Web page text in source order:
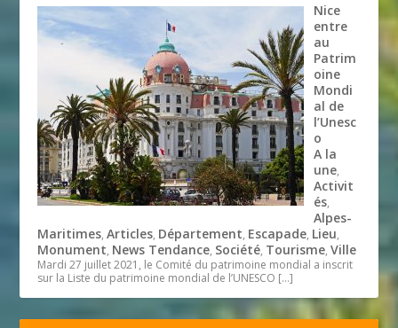
Nice
entre
au
Patrim
oine
Mondi
al de
l’Unesc
o
A la
une,
Activit
és,
Alpes-
Maritimes,Articles, Département, Escapade, Lieu,
Monument, News Tendance, Société, Tourisme,Ville
Mardi 27 juillet 2021, le Comité du patrimoine mondial a inscrit
sur la Liste du patrimoine mondial de l’UNESCO […]